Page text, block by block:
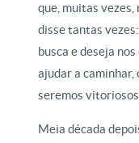
que, muitas vezes,
disse tantas vezes:
busca e deseja
ajudar a caminhar,
seremos vitoriosos
Meia década